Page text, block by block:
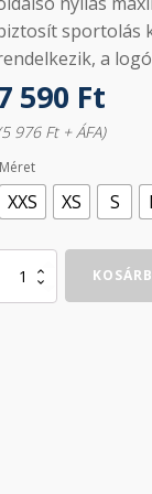
sportolás
a
590 Ft
976 Ft + ÁFA)
Méret
XXS XS S